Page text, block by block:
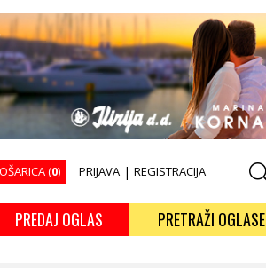
(0) PRIJAVA | REGISTRACIJA
PREDAJ OGLAS PRETRAŽI OGLASE